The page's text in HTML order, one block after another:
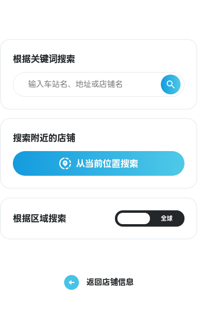
根据关键词搜索
搜索附近的店铺
从当前位置搜索
根据区域搜索 全球
返回店铺信息